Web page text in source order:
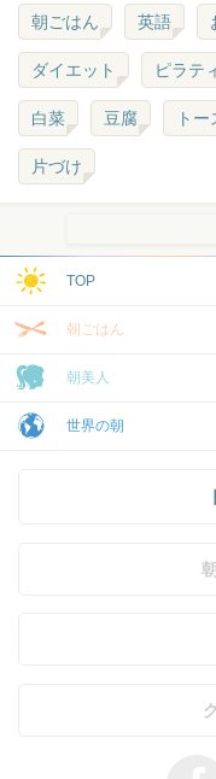
朝ごはん 英語
ダイエット ピラテ
白菜 豆腐 トー
片づけ
TOP
朝ごはん
朝美人
世界の朝